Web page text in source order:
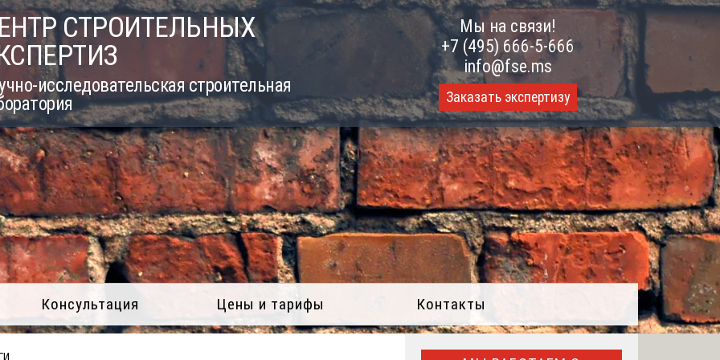
СТРОИТЕЛЬНЫХ
исследовательская строительная
Мы на связи!
+7 (495) 666-5-666
info@fse.ms
Заказать экспертизу
Консультация Цены и тарифы Контакты